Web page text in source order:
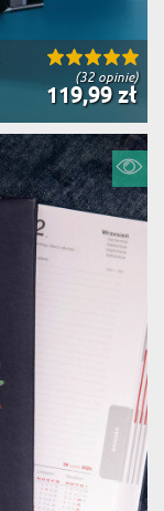
(32 opinie)
119,99 zł